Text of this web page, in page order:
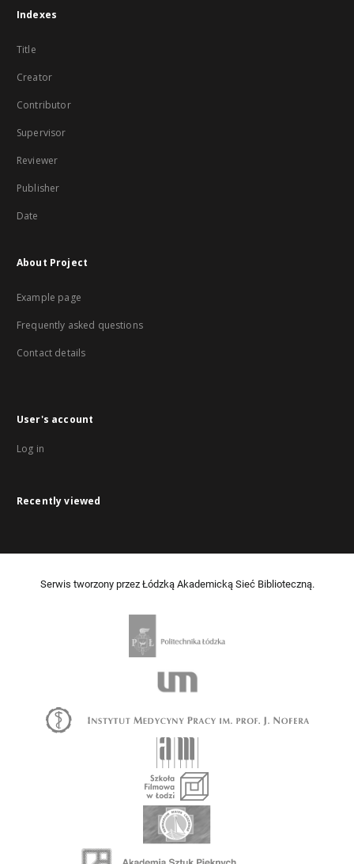
Indexes
Title
Creator
Contributor
Supervisor
Reviewer
Publisher
Date
About Project
Example page
Frequently asked questions
Contact details
User's account
Log in
Recently viewed
Serwis tworzony przez Łódzką Akademicką Sieć Biblioteczną.